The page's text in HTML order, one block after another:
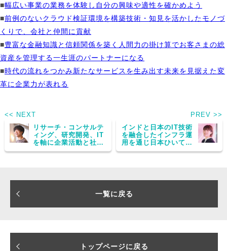
■幅広い事業の業務を体験し自分の興味や適性を確かめよう
■前例のないクラウド検証環境を構築技術・知見を活かしたモノづ
くりで、会社と仲間に貢献
■豊富な金融知識と信頼関係を築く人間力の掛け算でお客さまの総
資産を管理する一生涯のパートナーになる
■時代の流れをつかみ新たなサービスを生み出す未来を見据えた変
革に企業力が表れる
<< NEXT
リサーチ・コンサルテ
ィング、研究開発、IT
を軸に企業活動と社会
課題解決に広く貢献で
PREV >>
インドと日本のIT技術
を融合したインフラ運
用を通じ日本ひいては
世界の社会インフラを
一覧に戻る
トップページに戻る